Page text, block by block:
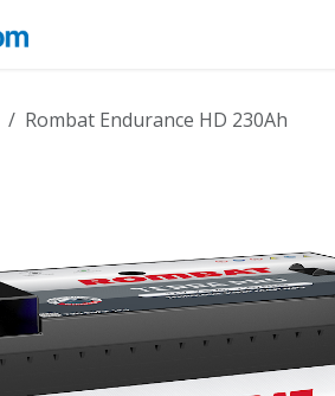
Rombat Endurance HD 230Ah